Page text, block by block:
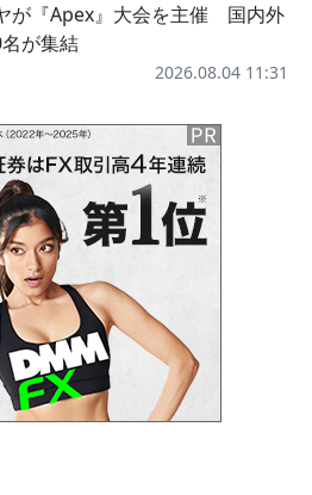
が『Apex』大会を主催 国内外
が集結
2026.08.04 11:31